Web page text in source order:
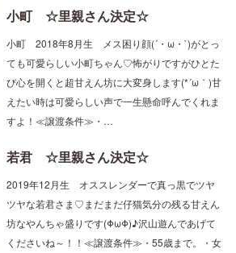
小町 ☆里親さん決定☆
小町 2018年8月生 メス困り顔(´・ω・`)がとっ
ても可愛らしい小町ちゃん♡怖がりですがひとた
び心を開くと超甘えん坊に大変身します(*´ω｀)甘
えたい時は可愛らしい声で一生懸命呼んでくれま
すよ！≪譲渡条件≫・…
若君 ☆里親さん決定☆
2019年12月生 オススレンダーで真っ黒でツヤ
ツヤな若君さま♡まだまだ仔猫気分の残る甘えん
坊なやんちゃ盛りです(ΦωΦ)♪沢山遊んであげて
くださいね～！！≪譲渡条件≫・55歳まで。・女